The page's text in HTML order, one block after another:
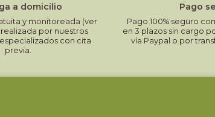
a domicilio
y monitoreada (ver
por nuestros
con cita
previa.
Pago
Pago 100% seguro
en 3 plazos sin cargo
vía Paypal o por